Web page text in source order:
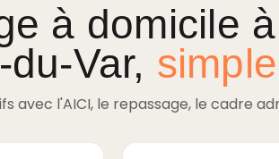
à domicile
Var,
avec l'AICI, le repassage, le cadre